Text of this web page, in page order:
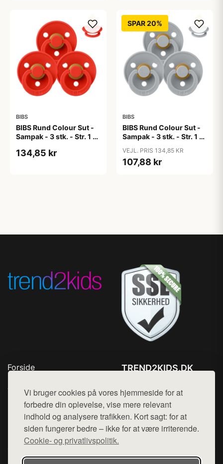
Vi bruger cookies på vores hjemmeside for at
forbedre din oplevelse, vise mere relevant
indhold og analysere trafikken. Kort sagt: for at
siden fungerer bedre – ikke for at være irriterende.
Cookie- og privatlivspolitik.
BIBS
BIBS Rund Colour Sut -
Sampak - 3 stk. - Str. 1 -
134,85 kr
SPAR 20%
BIBS
BIBS Rund Colour Sut -
Sampak - 3 stk. - Str. 1 -
VEJL. PRIS 134,85 KR
107,88 kr
Forside
Top Rabatter
Blog
Kontakt
TREND2KIDS.DK
Mail: hej@want.dk
Cookie- og privatlivspolitik